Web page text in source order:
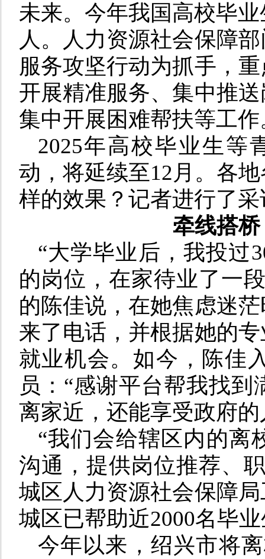
未来。今年我国高校毕
人。人力资源社会保障
服务攻坚行动为抓手，
开展精准服务、集中推
集中开展困难帮扶等工作
2025年高校毕业生等
动，将延续至12月。各
样的效果？记者进行了采
牵线搭
“大学毕业后，我投过
的岗位，在家待业了一
的陈佳说，在她焦虑迷
来了电话，并根据她的
就业机会。如今，陈佳
员：“感谢平台帮我找
离家近，还能享受政府的
“我们会给辖区内的离
沟通，提供岗位推荐、
城区人力资源社会保障
城区已帮助近2000名毕
今年以来，绍兴市将